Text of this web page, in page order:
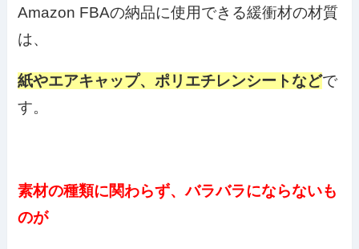
Amazon FBAの納品に使用できる緩衝材の材質
は、
紙やエアキャップ、ポリエチレンシートなどで
す。
素材の種類に関わらず、バラバラにならないも
のが